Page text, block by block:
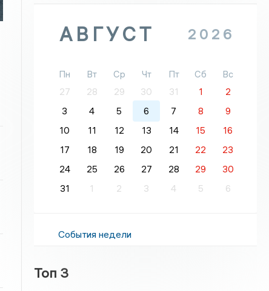
АВГУСТ 2026
Пн Вт Ср Чт Пт Сб
Вс
27
28 29 30 31 1
2
3
4 5 6 7 8
9
10
11 12 13 14 15
16
17
18 19 20 21 22
23
24
25 26 27 28 29
30
31
1 2 3 4 5 6
События недели
Топ 3